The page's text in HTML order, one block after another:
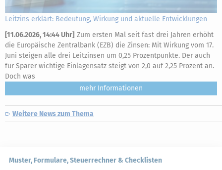
Leitzins erklärt: Bedeutung, Wirkung und aktuelle Entwicklungen
[11.06.2026, 14:44 Uhr] Zum ersten Mal seit fast drei Jahren erhöht
die Europäische Zentralbank (EZB) die Zinsen: Mit Wirkung vom 17.
Juni steigen alle drei Leitzinsen um 0,25 Prozentpunkte. Der auch
für Sparer wichtige Einlagensatz steigt von 2,0 auf 2,25 Prozent an.
Doch was
mehr
Weitere News zum Thema
Muster, Formulare, Steuerrechner & Checklisten